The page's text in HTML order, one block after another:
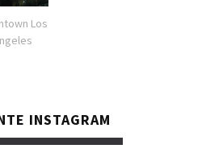
Los
INSTAGRAM